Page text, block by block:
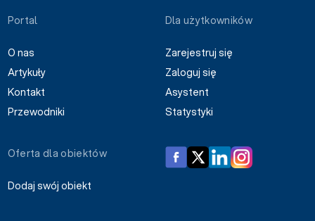
Portal
O nas
Artykuły
Kontakt
Przewodniki
Dla użytkowników
Zarejestruj się
Zaloguj się
Asystent
Statystyki
Oferta dla obiektów
Dodaj swój obiekt